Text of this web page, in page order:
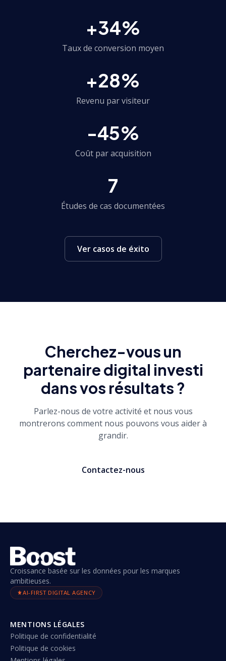
+34%
Taux de conversion moyen
+28%
Revenu par visiteur
-45%
Coût par acquisition
7
Études de cas documentées
Ver casos de éxito
Cherchez-vous un
partenaire digital investi
dans vos résultats ?
Parlez-nous de votre activité et nous vous
montrerons comment nous pouvons vous aider à
grandir.
Contactez-nous
Croissance basée sur les données pour les marques
ambitieuses.
AI-FIRST DIGITAL AGENCY
MENTIONS LÉGALES
Politique de confidentialité
Politique de cookies